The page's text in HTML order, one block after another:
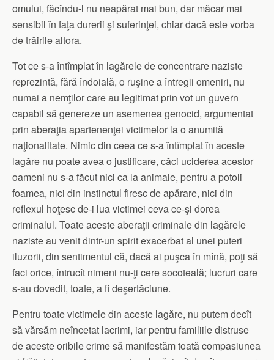
omului, făcîndu-l nu neapărat mai bun, dar măcar mai
sensibil în faţa durerii şi suferinţei, chiar dacă este vorba
de trăirile altora.
Tot ce s-a întîmplat în lagărele de concentrare naziste
reprezintă, fără îndoială, o ruşine a întregii omeniri, nu
numai a nemţilor care au legitimat prin vot un guvern
capabil să genereze un asemenea genocid, argumentat
prin aberaţia apartenenţei victimelor la o anumită
naţionalitate. Nimic din ceea ce s-a întîmplat în aceste
lagăre nu poate avea o justificare, căci uciderea acestor
oameni nu s-a făcut nici ca la animale, pentru a potoli
foamea, nici din instinctul firesc de apărare, nici din
reflexul hoţesc de-i lua victimei ceva ce-şi dorea
criminalul. Toate aceste aberaţii criminale din lagărele
naziste au venit dintr-un spirit exacerbat al unei puteri
iluzorii, din sentimentul că, dacă ai puşca în mînă, poţi să
faci orice, întrucît nimeni nu-ţi cere socoteală; lucruri care
s-au dovedit, toate, a fi deşertăciune.
Pentru toate victimele din aceste lagăre, nu putem decît
să vărsăm neîncetat lacrimi, iar pentru familiile distruse
de aceste oribile crime să manifestăm toată compasiunea